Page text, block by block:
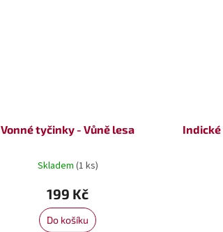
Vonné tyčinky - Vůně lesa
Skladem (1 ks)
199 Kč
Do košíku